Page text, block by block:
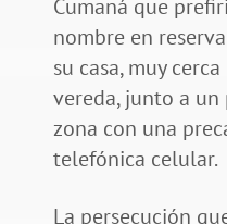
Cumaná que
nombre en
su casa, muy
vereda, junto a
zona con una
telefónica celular.
La persecución